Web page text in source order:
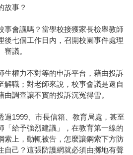
故事？
事會議嗎？當學校接獲家長檢舉教師
後七個工作日內，召開校園事件處理
議。
生權力不對等的申訴平台，藉由投訴
解職；對老師來說，校事會議是還自
調查讓不實的投訴沉冤得雪。
過1999、市長信箱、教育局處，甚至
「給予強烈建議」，在教育第一線的
索上，動輒被告，怎麼讓鋼索下方防
自己？這張防護網就必須由擲地有聲